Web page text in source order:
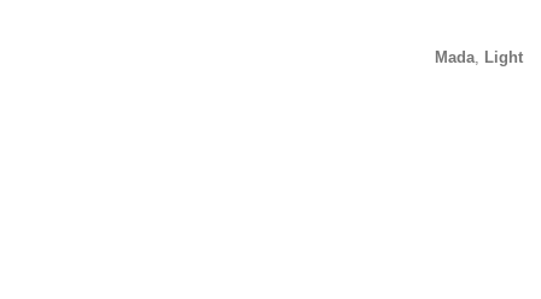
Mada Light